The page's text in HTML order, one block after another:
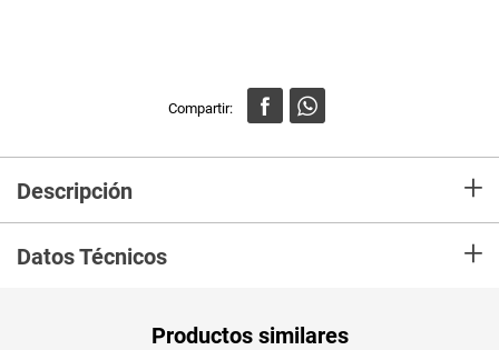
Descripción +
Datos Técnicos +
Productos similares